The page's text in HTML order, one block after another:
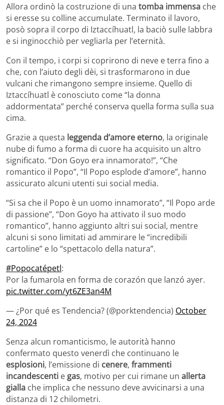
Allora ordinò la costruzione di una tomba immensa che
si eresse su colline accumulate. Terminato il lavoro,
posò sopra il corpo di Iztaccíhuatl, la baciò sulle labbra
e si inginocchiò per vegliarla per l’eternità.
Con il tempo, i corpi si coprirono di neve e terra fino a
che, con l’aiuto degli dèi, si trasformarono in due
vulcani che rimangono sempre insieme. Quello di
Iztaccíhuatl è conosciuto come “la donna
addormentata” perché conserva quella forma sulla sua
cima.
Grazie a questa leggenda d’amore eterno, la originale
nube di fumo a forma di cuore ha acquisito un altro
significato. “Don Goyo era innamorato!”, “Che
romantico il Popo”, “Il Popo esplode d’amore”, hanno
assicurato alcuni utenti sui social media.
“Si sa che il Popo è un uomo innamorato”, “Il Popo arde
di passione”, “Don Goyo ha attivato il suo modo
romantico”, hanno aggiunto altri sui social, mentre
alcuni si sono limitati ad ammirare le “incredibili
cartoline” e lo “spettacolo della natura”.
#Popocatépetl:
Por la fumarola en forma de corazón que lanzó ayer.
pic.twitter.com/yt6ZE3an4M
— ¿Por qué es Tendencia? (@porktendencia) October
24, 2024
Senza alcun romanticismo, le autorità hanno
confermato questo venerdì che continuano le
esplosioni, l’emissione di cenere, frammenti
incandescenti e gas, motivo per cui rimane un allerta
gialla che implica che nessuno deve avvicinarsi a una
distanza di 12 chilometri.